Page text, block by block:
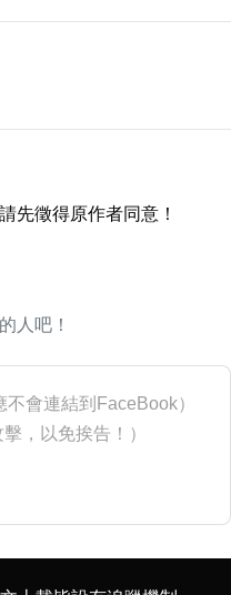
先徵得原作者同意！
人吧！
不會連結到FaceBook）
，以免挨告！）